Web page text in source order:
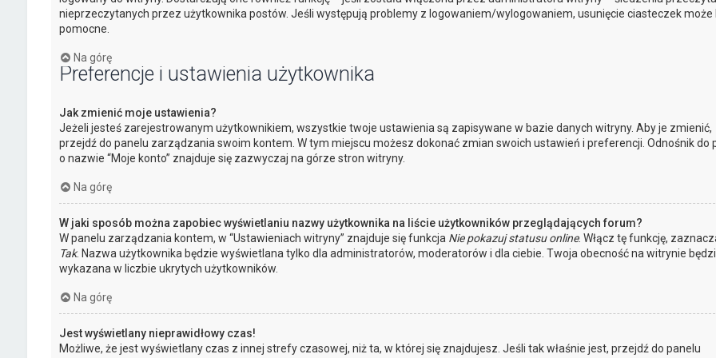
nieprzeczytanych przez użytkownika postów. Jeśli występują problemy z logowaniem/wylogowaniem, usunięcie ciasteczek może
pomocne.
Na górę
Preferencje i ustawienia użytkownika
Jak zmienić moje ustawienia?
Jeżeli jesteś zarejestrowanym użytkownikiem, wszystkie twoje ustawienia są zapisywane w bazie danych witryny. Aby je zmienić,
przejdź do panelu zarządzania swoim kontem. W tym miejscu możesz dokonać zmian swoich ustawień i preferencji. Odnośnik do
o nazwie “Moje konto” znajduje się zazwyczaj na górze stron witryny.
Na górę
W jaki sposób można zapobiec wyświetlaniu nazwy użytkownika na liście użytkowników przeglądających forum?
W panelu zarządzania kontem, w “Ustawieniach witryny” znajduje się funkcja Nie pokazuj statusu online. Włącz tę funkcję,
Tak. Nazwa użytkownika będzie wyświetlana tylko dla administratorów, moderatorów i dla ciebie. Twoja obecność na witrynie
wykazana w liczbie ukrytych użytkowników.
Na górę
Jest wyświetlany nieprawidłowy czas!
Możliwe, że jest wyświetlany czas z innej strefy czasowej, niż ta, w której się znajdujesz. Jeśli tak właśnie jest, przejdź do panelu